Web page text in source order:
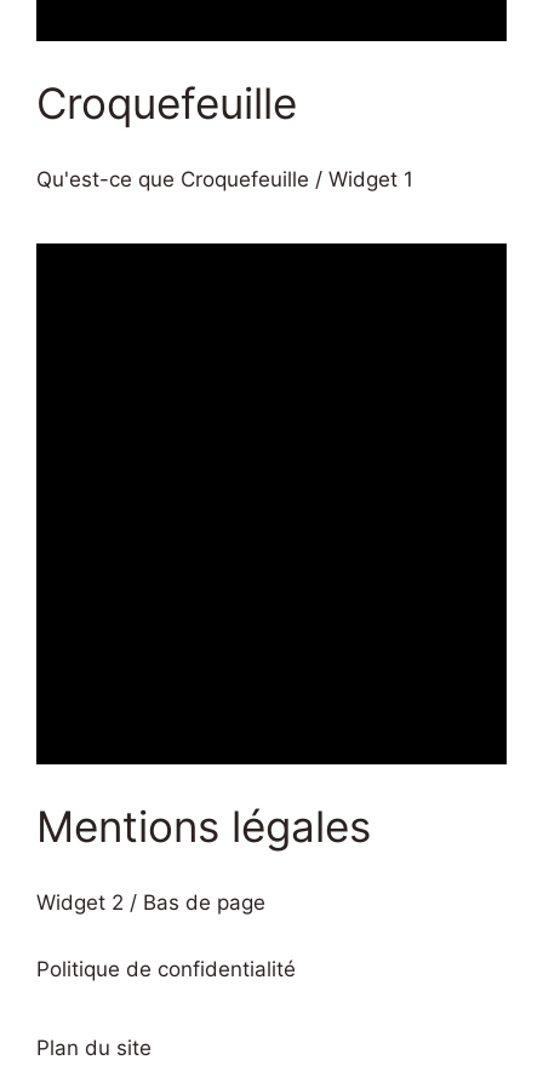
Croquefeuille
Qu'est-ce que Croquefeuille / Widget 1
Mentions légales
Widget 2 / Bas de page
Politique de confidentialité
Plan du site